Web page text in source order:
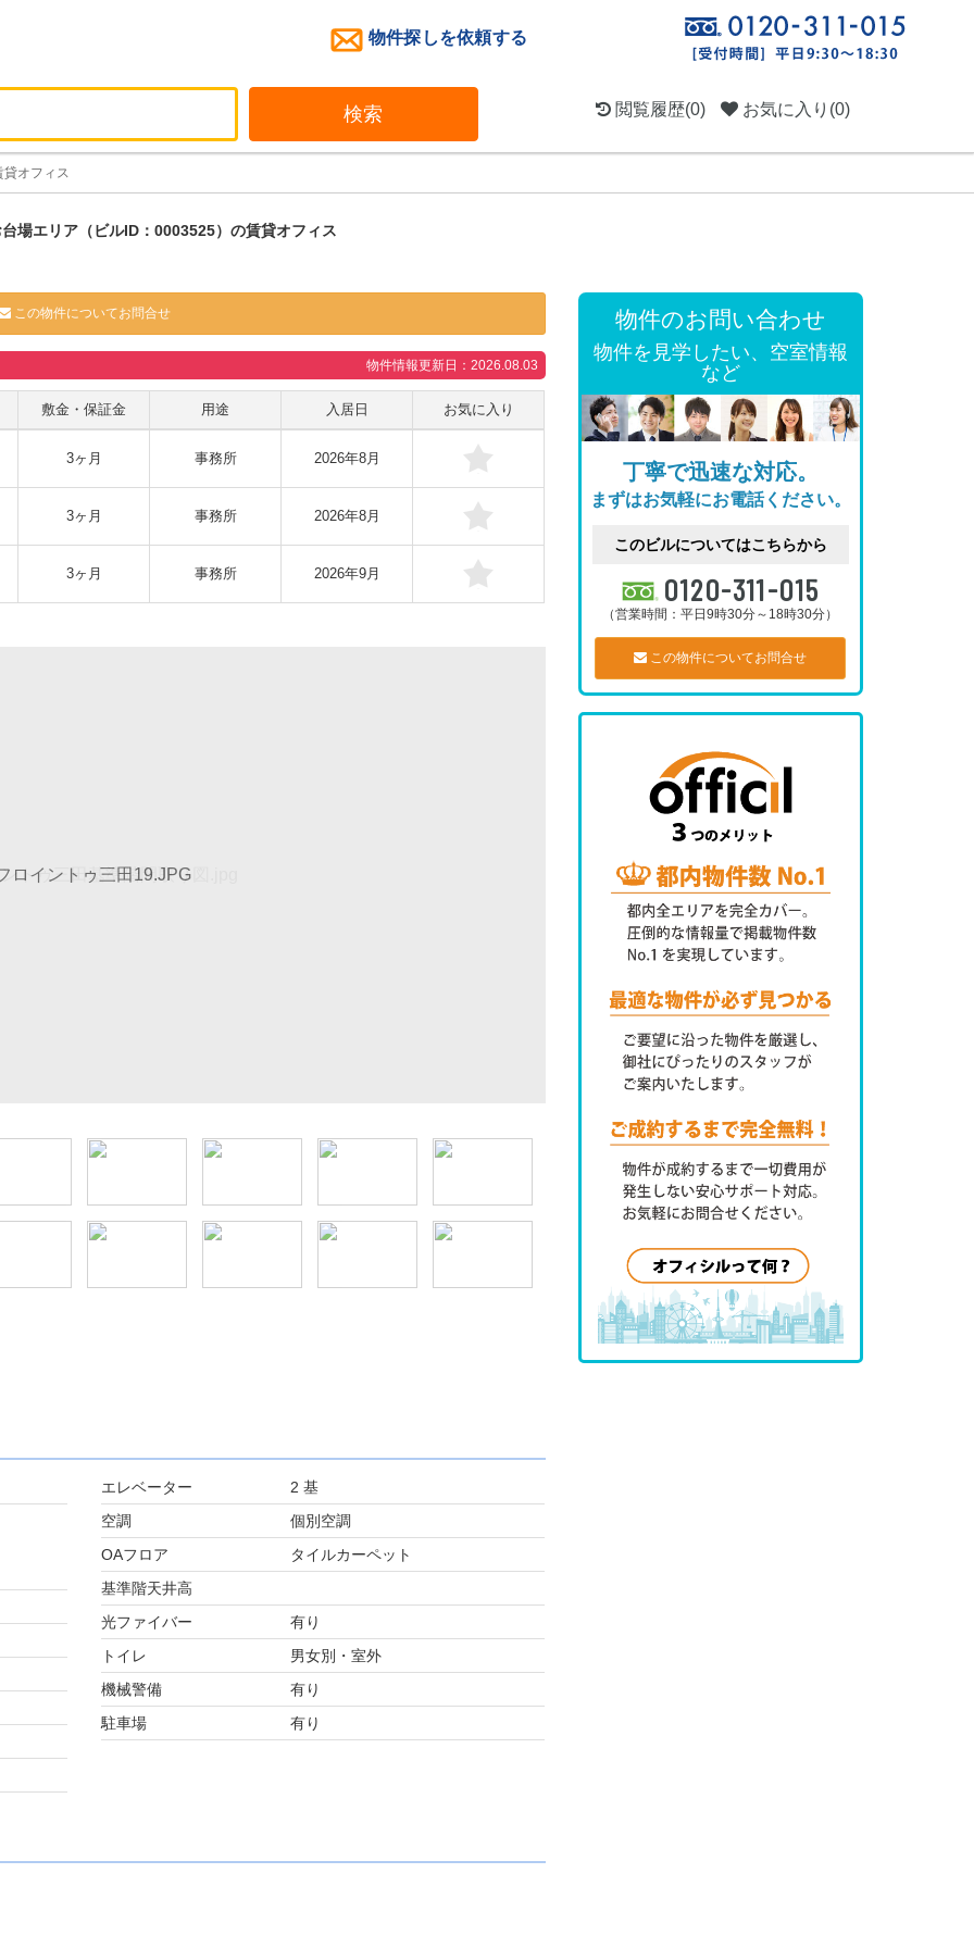
物件探しを依頼する
検索 閲覧履歴(0) お気に入り (0)
オフィス
場エリア（ビルID：0003525）の賃貸オフィス
この物件についてお問合せ
物件情報更新日：2026.08.03
敷金・保証金 用途 入居日 お気に入り
3ヶ月 事務所 2026年8月
3ヶ月 事務所 2026年8月
3ヶ月 事務所 2026年9月
エレベーター
2 基
空調
個別空調
OAフロア
タイルカーペット
基準階天井高
光ファイバー
有り
トイレ
男女別・室外
機械警備
有り
駐車場
有り
物件のお問い合わせ
物件を見学したい、空室情報
など
丁寧で迅速な対応。
まずはお気軽にお電話ください。
このビルについてはこちらから
0120-311-015
（営業時間：平日9時30分～18時30分）
この物件についてお問合せ